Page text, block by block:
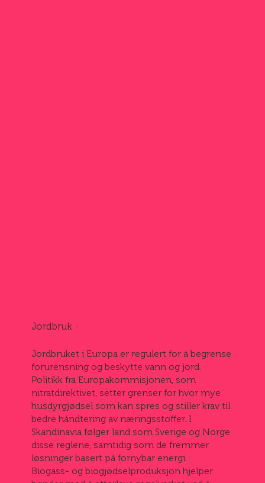
Jordbruk
Jordbruket i Europa er regulert for å begrense
forurensning og beskytte vann og jord.
Politikk fra Europakommisjonen, som
nitratdirektivet, setter grenser for hvor mye
husdyrgjødsel som kan spres og stiller krav til
bedre håndtering av næringsstoffer. I
Skandinavia følger land som Sverige og Norge
disse reglene, samtidig som de fremmer
løsninger basert på fornybar energi.
Biogass- og biogjødselproduksjon hjelper